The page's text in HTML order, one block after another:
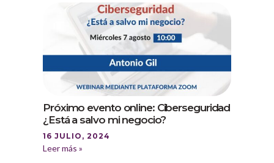
Próximo evento online: Ciberseguridad
¿Está a salvo mi negocio?
16 JULIO, 2024
Leer más »